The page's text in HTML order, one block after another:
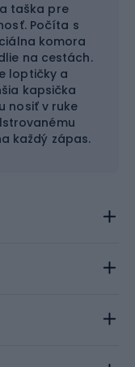
taška pre
Počíta s
komora
na cestách.
loptičky a
kapsička
nosiť v ruke
každý zápas.